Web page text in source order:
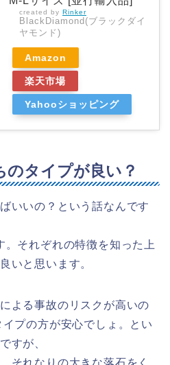
created by Rinker
BlackDiamond(ブラックダイ
ヤモンド)
Amazon
楽天市場
Yahooショッピング
タイプが良い？
いいの？という話なんです
。それぞれの特徴を知った上
いと思います。
よる事故のリスクが高いの
プの方が安心でしょ。とい
すが、
それなりの大きな落石をく